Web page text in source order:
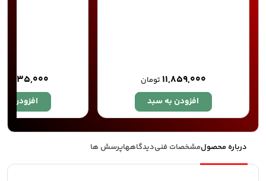
۱۱,۸۵۹,۰۰۰ تومان
افزودن به سبد افزودن
درباره محصولمشخصات فنیدیدگاههاپرسش ها